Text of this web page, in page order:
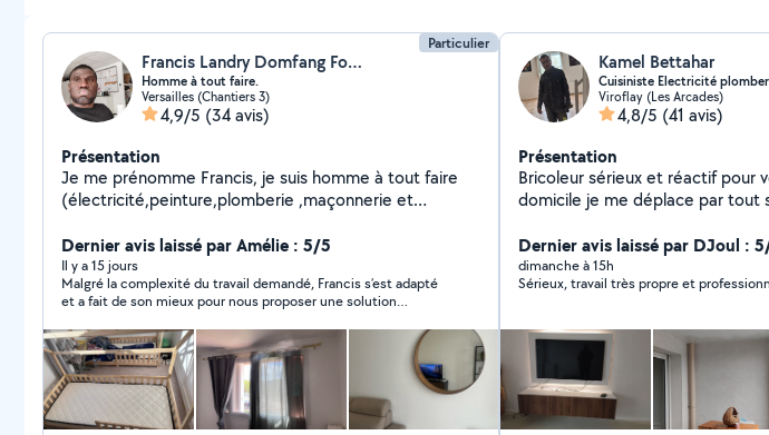
Particulier
Francis Landry Domfang Fokui
Homme à tout faire.
Versailles (Chantiers 3)
4,9/5 (34 avis)
Présentation
Je me prénomme Francis, je suis homme à tout faire
(électricité,peinture,plomberie ,maçonnerie et
Dernier avis laissé par Amélie : 5/5
Il y a 15 jours
Malgré la complexité du travail demandé, Francis s’est adapté
et a fait de son mieux pour nous proposer une solution
professionnelle. 🙂
Kamel Bettahar
Cuisiniste Electricité plomber
Viroflay (Les Arcades)
4,8/5 (41 avis)
Présentation
Bricoleur sérieux et réactif pour
domicile je me déplace par tout
luminaires, Réparations plomberie et électricité.
Nettoyage de terrasse, Garage
et optimisation et création des espaces du rangement
Dernier avis laissé par DJoul :
dimanche à 15h
Sérieux, travail très propre et